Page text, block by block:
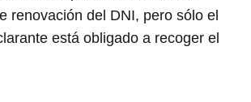
renovación del DNI, pero sólo el
está obligado a recoger el